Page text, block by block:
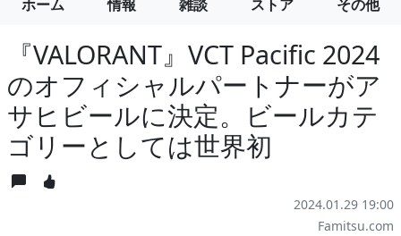
ホーム 情報 雑談 ストア その他
『VALORANT』VCT Pacific 2024
のオフィシャルパートナーがア
サヒビールに決定。ビールカテ
ゴリーとしては世界初
2024.01.29 19:00
Famitsu.com